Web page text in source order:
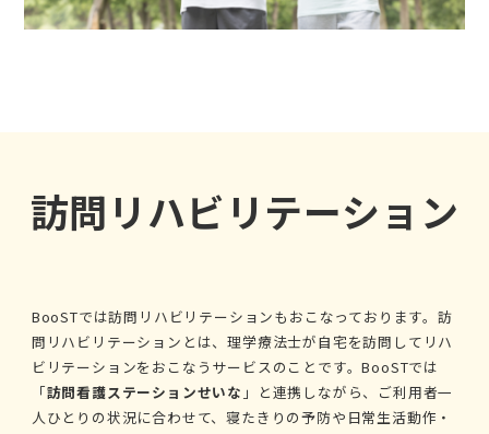
訪問リハビリテーション
BooSTでは訪問リハビリテーションもおこなっております。訪
問リハビリテーションとは、理学療法士が自宅を訪問してリハ
ビリテーションをおこなうサービスのことです。BooSTでは
「訪問看護ステーションせいな 」と連携しながら、ご利用者一
人ひとりの状況に合わせて、寝たきりの予防や日常生活動作・